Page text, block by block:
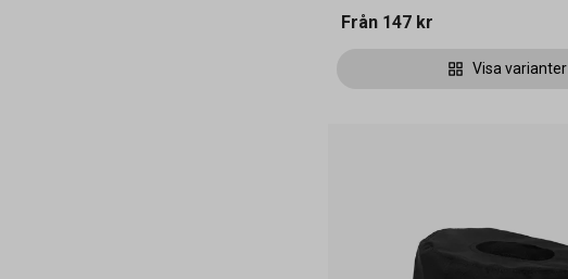
Från 147 kr
Visa varianter